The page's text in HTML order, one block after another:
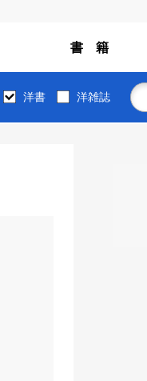
書 籍
洋書 洋雑誌